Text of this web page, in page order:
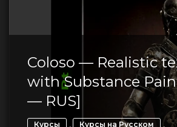
Coloso — Realistic
with Substance
— RUS]
Курсы , Курсы на Русском ,